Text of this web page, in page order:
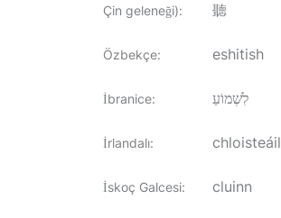
Çin geleneği): 聽
Özbekçe: eshitish
İbranice: לִשְׁמוֹעַ
İrlandalı: chloisteáil
İskoç Galcesi: cluinn